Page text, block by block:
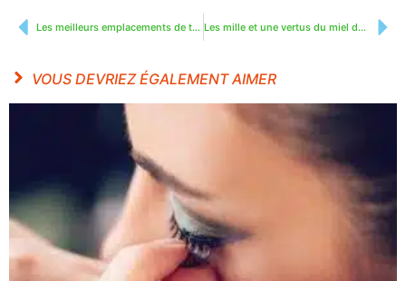
Les meilleurs emplacements de tatouage pour homme Les mille et une vertus du miel de manuka pour la santé et la peau
VOUS DEVRIEZ ÉGALEMENT AIMER